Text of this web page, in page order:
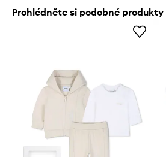
Prohlédněte si podobné produkty